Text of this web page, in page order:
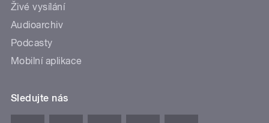
Živé vysílání
Audioarchiv
Podcasty
Mobilní aplikace
Sledujte nás